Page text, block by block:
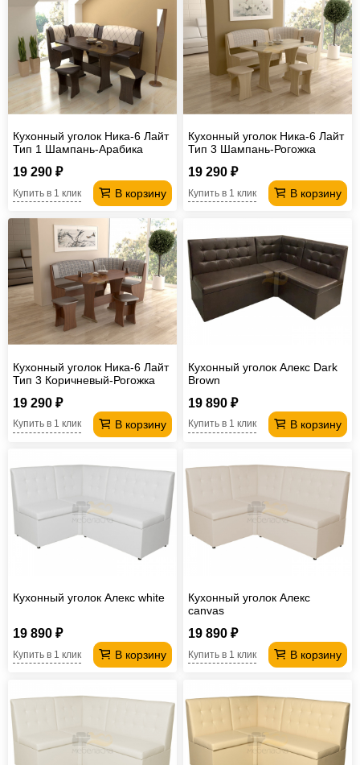
Кухонный уголок Ника-6 Лайт
Тип 1 Шампань-Арабика
19 290 ₽
В корзину
Купить в 1 клик
Кухонный уголок Ника-6 Лайт
Тип 3 Шампань-Рогожка
19 290 ₽
В корзину
Купить в 1 клик
Кухонный уголок Ника-6 Лайт
Тип 3 Коричневый-Рогожка
19 290 ₽
В корзину
Купить в 1 клик
Кухонный уголок Алекс Dark
Brown
19 890 ₽
В корзину
Купить в 1 клик
Кухонный уголок Алекс white
19 890 ₽
В корзину
Купить в 1 клик
Кухонный уголок Алекс
canvas
19 890 ₽
В корзину
Купить в 1 клик